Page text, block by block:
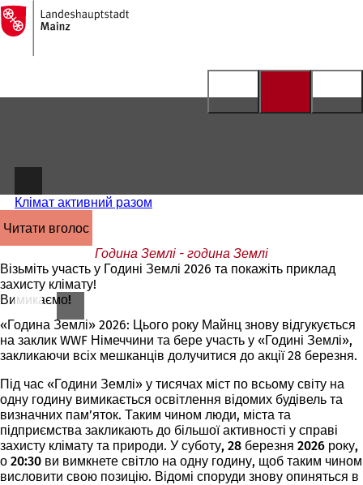
Перейти до змісту
На
головну
сторінку
Клімат активний разом
читати вголос
Година Землі - година Землі
Візьміть участь у Годині Землі 2026 та покажіть приклад
захисту клімату!
Вимикаємо!
«Година Землі» 2026: Цього року Майнц знову відгукується
на заклик WWF Німеччини та бере участь у «Годині Землі»,
закликаючи всіх мешканців долучитися до акції 28 березня.
Під час «Години Землі» у тисячах міст по всьому світу на
одну годину вимикається освітлення відомих будівель та
визначних пам’яток. Таким чином люди, міста та
підприємства закликають до більшої активності у справі
захисту клімату та природи. У суботу, 28 березня 2026 року,
о 20:30 ви вимкнете світло на одну годину, щоб таким чином
висловити свою позицію. Відомі споруди знову опиняться в